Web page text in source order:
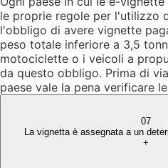
le proprie regole per l'utilizzo
l'obbligo di avere vignette
peso totale inferiore a 3,5
motociclette o i veicoli a
da questo obbligo. Prima di
paese vale la pena verificare
07
La vignetta è assegnata a un
+